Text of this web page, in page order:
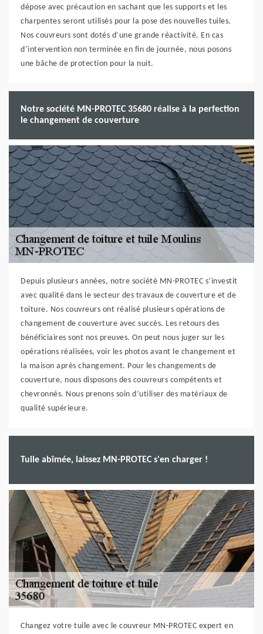
dépose avec précaution en sachant que les supports et les
charpentes seront utilisés pour la pose des nouvelles tuiles.
Nos couvreurs sont dotés d’une grande réactivité. En cas
d’intervention non terminée en fin de journée, nous posons
une bâche de protection pour la nuit.
Notre société MN-PROTEC 35680 réalise à la perfection
le changement de couverture
Depuis plusieurs années, notre société MN-PROTEC s’investit
avec qualité dans le secteur des travaux de couverture et de
toiture. Nos couvreurs ont réalisé plusieurs opérations de
changement de couverture avec succès. Les retours des
bénéficiaires sont nos preuves. On peut nous juger sur les
opérations réalisées, voir les photos avant le changement et
la maison après changement. Pour les changements de
couverture, nous disposons des couvreurs compétents et
chevronnés. Nous prenons soin d’utiliser des matériaux de
qualité supérieure.
Tuile abîmée, laissez MN-PROTEC s'en charger !
Changez votre tuile avec le couvreur MN-PROTEC expert en